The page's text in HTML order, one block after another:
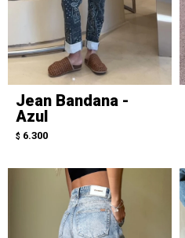
Jean Bandana -
Azul
$ 6.300